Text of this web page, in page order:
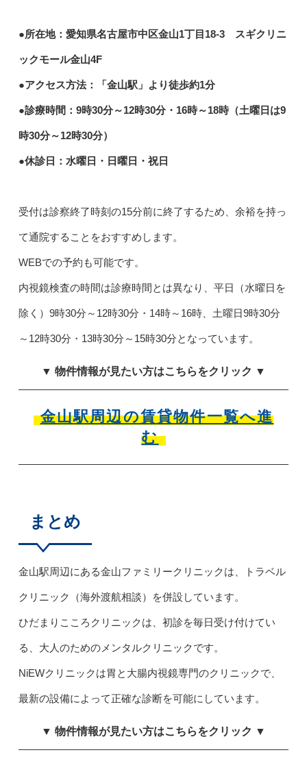
●所在地：愛知県名古屋市中区金山1丁目18-3 スギクリニ
ックモール金山4F
●アクセス方法：「金山駅」より徒歩約1分
●診療時間：9時30分～12時30分・16時～18時（土曜日は9
時30分～12時30分）
●休診日：水曜日・日曜日・祝日
受付は診察終了時刻の15分前に終了するため、余裕を持っ
て通院することをおすすめします。
WEBでの予約も可能です。
内視鏡検査の時間は診療時間とは異なり、平日（水曜日を
除く）9時30分～12時30分・14時～16時、土曜日9時30分
～12時30分・13時30分～15時30分となっています。
▼ 物件情報が見たい方はこちらをクリック ▼
金山駅周辺の賃貸物件一覧へ進
む
まとめ
金山駅周辺にある金山ファミリークリニックは、トラベル
クリニック（海外渡航相談）を併設しています。
ひだまりこころクリニックは、初診を毎日受け付けてい
る、大人のためのメンタルクリニックです。
NiEWクリニックは胃と大腸内視鏡専門のクリニックで、
最新の設備によって正確な診断を可能にしています。
▼ 物件情報が見たい方はこちらをクリック ▼